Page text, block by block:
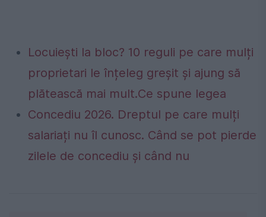
Locuiești la bloc? 10 reguli pe care mulți
proprietari le înțeleg greșit și ajung să
plătească mai mult.Ce spune legea
Concediu 2026. Dreptul pe care mulți
salariați nu îl cunosc. Când se pot pierde
zilele de concediu și când nu